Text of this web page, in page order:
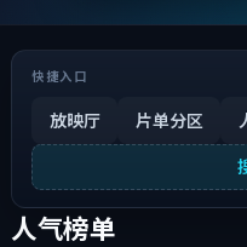
快捷入口
放映厅 片单分区
人气榜单